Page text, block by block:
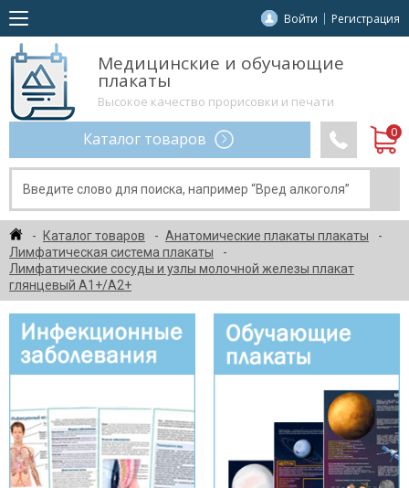
Войти Регистрация
Медицинские и обучающие
плакаты
Высокое качество прорисовки и печати
Каталог товаров
Каталог товаров
Анатомические плакаты плакаты
Лимфатическая система плакаты
Лимфатические сосуды и узлы молочной железы плакат
глянцевый А1+/А2+